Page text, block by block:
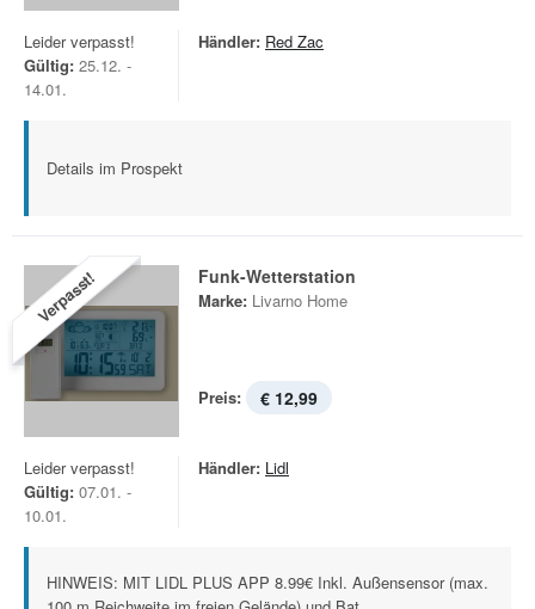
Leider verpasst!
Gültig: 25.12. -
14.01.
Händler: Red Zac
Details im Prospekt
Verpasst! Funk-Wetterstation
Marke: Livarno Home
Preis: € 12,99
Leider verpasst!
Gültig: 07.01. -
10.01.
Händler: Lidl
HINWEIS: MIT LIDL PLUS APP 8.99€ Inkl. Außensensor (max.